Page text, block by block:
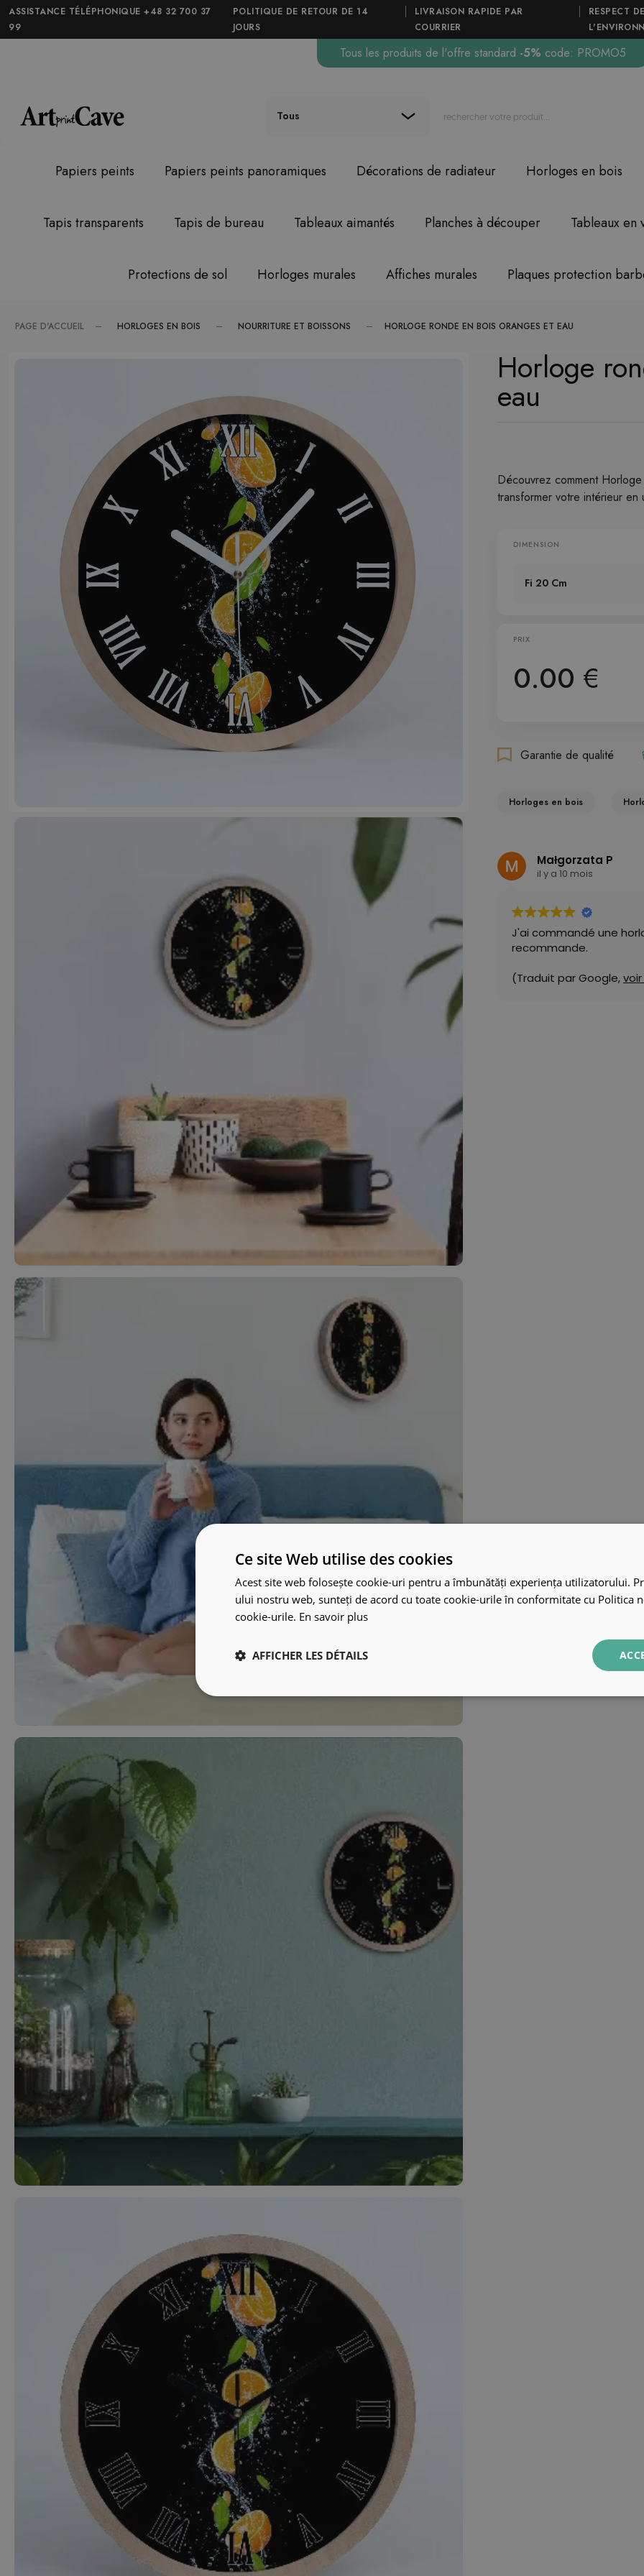
ASSISTANCE TÉLÉPHONIQUE +48 32 700 37
99
POLITIQUE DE RETOUR DE 14
JOURS
LIVRAISON RAPIDE PAR
COURRIER
RESPECT DE
Tous les produits de l'offre standard -5% code: PROMO5
Tous
Papiers peints Papiers peints panoramiques Décorations de radiateur Horloges en bois
Tapis transparents Tapis de bureau Tableaux aimantés Planches à découper Tableaux en
Protections de sol Horloges murales Affiches murales Plaques protection
PAGE D'ACCUEIL HORLOGES EN BOIS NOURRITURE ET BOISSONS HORLOGE RONDE EN BOIS ORANGES ET EAU
Horloge
eau
Découvrez comment
transformer votre intérieur
DIMENSION
Fi 20 Cm
PRIX
0.00 €
Garantie de qualité
Horloges en bois
Małgorzata P
il y a 10 mois
J'ai commandé une
recommande.
(Traduit par Google,
Ce site Web utilise des cookies
Acest site web folosește cookie-uri pentru a îmbunătăți experiența utilizatorului.
ului nostru web, sunteți de acord cu toate cookie-urile în conformitate cu Politica
cookie-urile. En savoir plus
AFFICHER LES DÉTAILS